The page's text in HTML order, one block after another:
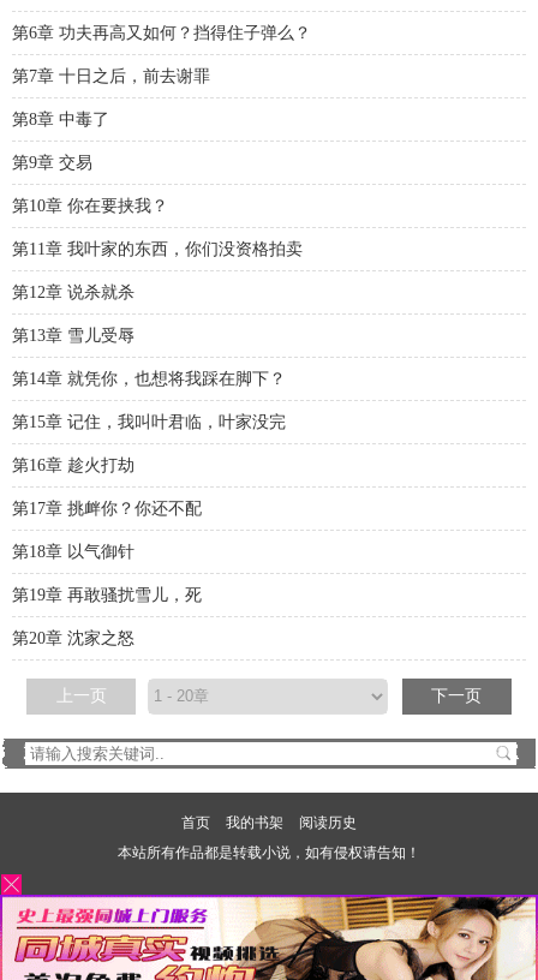
第6章 功夫再高又如何？挡得住子弹么？
第7章 十日之后，前去谢罪
第8章 中毒了
第9章 交易
第10章 你在要挟我？
第11章 我叶家的东西，你们没资格拍卖
第12章 说杀就杀
第13章 雪儿受辱
第14章 就凭你，也想将我踩在脚下？
第15章 记住，我叫叶君临，叶家没完
第16章 趁火打劫
第17章 挑衅你？你还不配
第18章 以气御针
第19章 再敢骚扰雪儿，死
第20章 沈家之怒
上一页 下一页
首页 我的书架
阅读历史
本站所有作品都是转载小说，如有侵权请告知！